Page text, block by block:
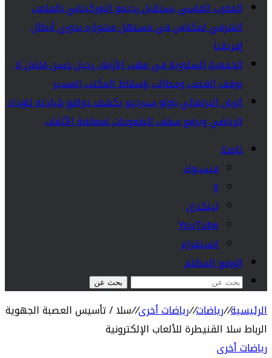
المغرب الفاسي يستقبل رحيمو البوركينابي بالملعب
الشرفي لمكناس في مستهل مشواره بدوري أبطال
إفريقيا
الجمعية السلاوية في مهب الأزمة.. رحيل حسن فاضل لا
يوقف الغضب ومطالب بإسقاط المكتب المسير
الربان البرتغالي باولو سيرجيو يكشف دوافع قيادته للوداد
الرياضي ويرفع سقف الطموحات لمعانقة الألقاب
تابعنا
فيسبوك
‫X
لينكدإن
‫YouTube
انستقرام
الوضع المظلم
بحث عن
الرئيسية//رياضات//رياضات أخرى//سلا / تأسيس العصبة الجهوية
الرباط سلا القنيطرة للألعاب الإلكترونية
رياضات أخرى